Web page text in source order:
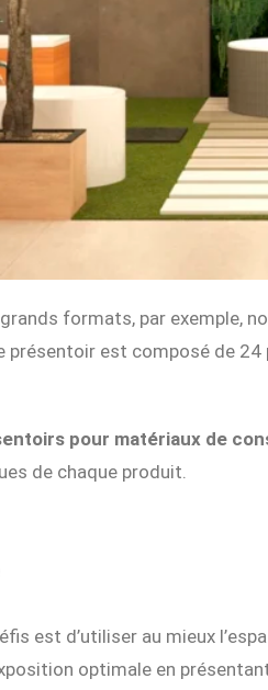
formats, par exemple,
présentoir est composé de
pour matériaux de
de chaque produit.
est d’utiliser au mieux
optimale en